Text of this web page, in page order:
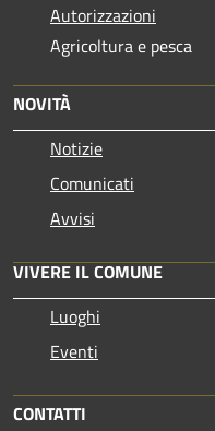
Autorizzazioni
Agricoltura e pesca
NOVITÀ
Notizie
Comunicati
Avvisi
VIVERE IL COMUNE
Luoghi
Eventi
CONTATTI